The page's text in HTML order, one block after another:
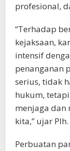
profesional,
“Terhadap
kejaksaan,
intensif
penanganan
serius, tidak
hukum,
menjaga dan
kita,” ujar
Perbuatan